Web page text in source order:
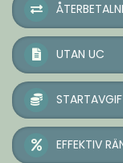
UTAN UC
EFFEKTIV